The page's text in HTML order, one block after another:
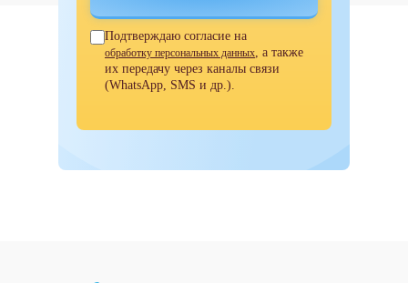
Подтверждаю согласие на
обработку персональных данных, а также
их передачу через каналы связи
(WhatsApp, SMS и др.).